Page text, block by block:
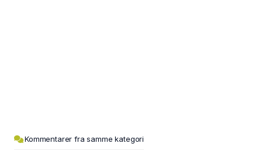
Kommentarer fra samme kategori